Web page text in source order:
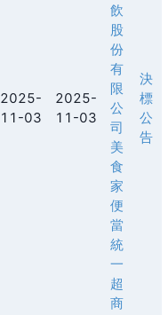
2025-
11-03
2025-
11-03
飲
股
份
有
限
公
司
美
食
家
便
當
統
一
超
商
決
標
公
告